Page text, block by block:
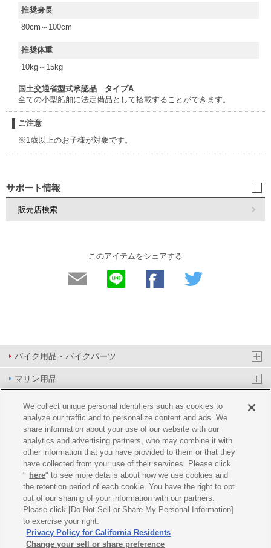
推奨身長
80cm～100cm
推奨体重
10kg～15kg
国土交通省型式承認品 タイプA
全ての小型船舶に法定備品として搭載することができます。
ご注意
※1歳以上のお子様が対象です。
サポート情報
販売店検索
このアイテムをシェアする
バイク用品・バイクパーツ
マリン用品
PAS/YPJ用品
その他用品
イベント&エンターテイメント
オンラインショップ
企業情報
ご利用規約 推薦環境 プライバシーポリシー Cookie ポリシー
We collect unique personal identifiers such as cookies to
analyze our traffic and to personalize content and ads. We
share information about your use of our website with our
analytics and advertising partners, who may combine it with
other information that you have provided to them or that they
have collected from your use of their services. Please click
" here" to see more details about how we use cookies and
the retention period of each cookie. You have the right to opt
out of our sharing of your information with our partners.
Please click [Do Not Sell or Share My Personal Information]
to exercise your right.
Privacy Policy for California Residents
Change your sell or share preference